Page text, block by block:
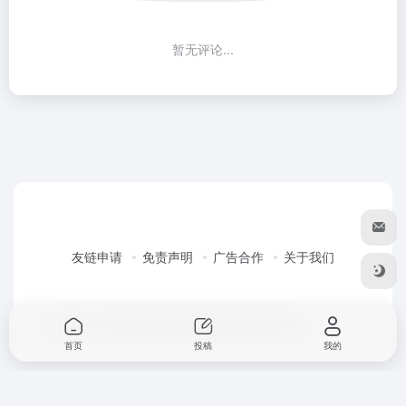
暂无评论...
友链申请 免责声明 广告合作 关于我们
Copyright © 2026 春风AI工具箱粤ICP备18096679号-2
首页 投稿 我的